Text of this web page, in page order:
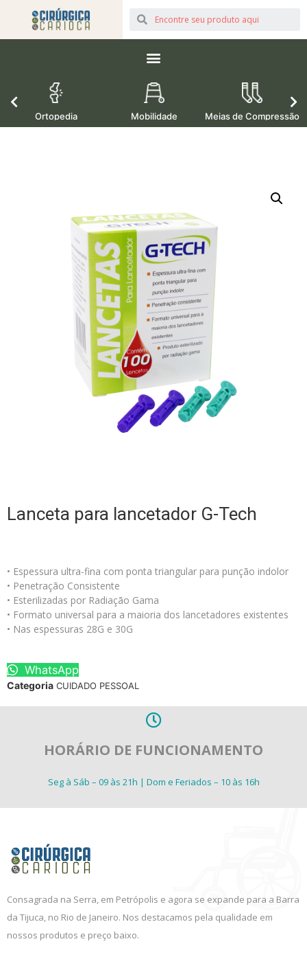
Ortopedia Mobilidade Meias de Compressão
Lanceta para lancetador G-Tech
• Espessura ultra-fina com ponta triangular para punção indolor
• Penetração Consistente
• Esterilizadas por Radiação Gama
• Formato universal para a maioria dos lancetadores existentes
• Nas espessuras 28G e 30G
WhatsApp
Categoria CUIDADO PESSOAL
HORÁRIO DE FUNCIONAMENTO
Seg à Sáb – 09 às 21h | Dom e Feriados – 10 às 16h
Consagrada na Serra, em Petrópolis e agora se expande para a Barra
da Tijuca, no Rio de Janeiro. Nos destacamos pela qualidade em
nossos produtos e preço baixo.